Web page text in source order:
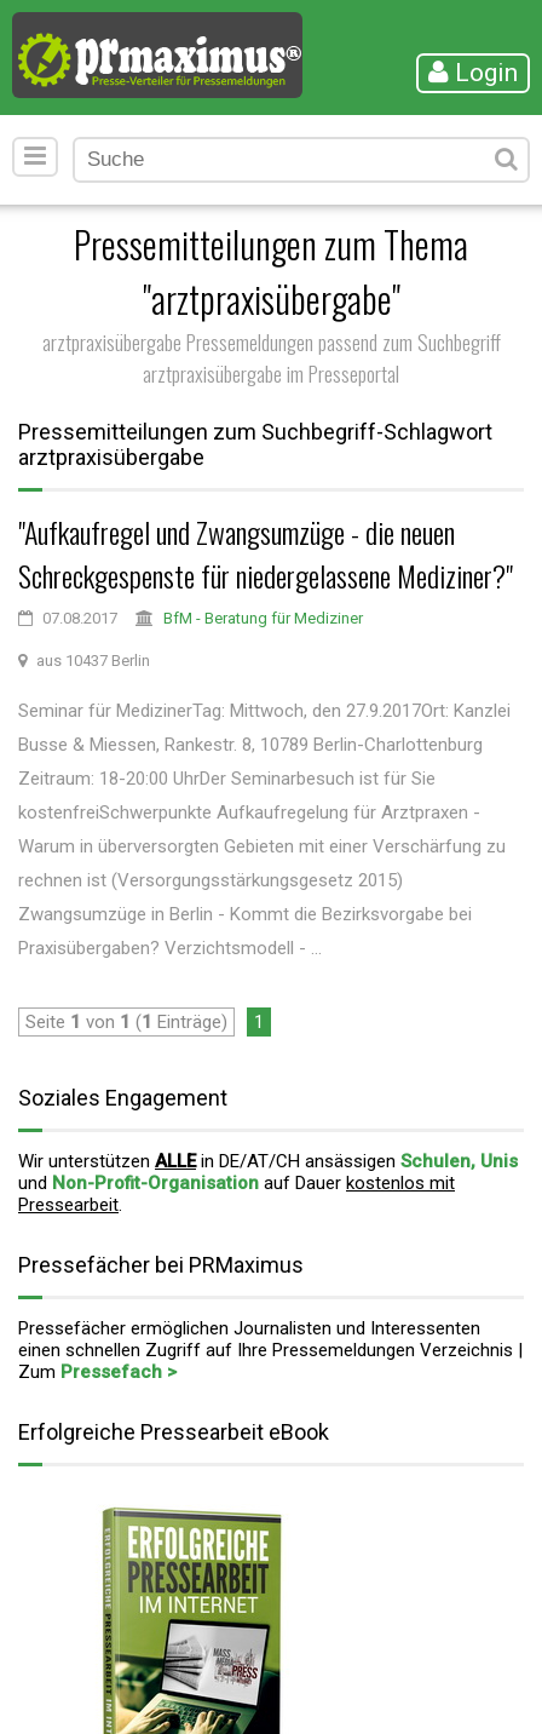
Login
Pressemitteilungen zum Thema
"arztpraxisübergabe"
arztpraxisübergabe Pressemeldungen passend zum Suchbegriff
arztpraxisübergabe im Presseportal
Pressemitteilungen zum Suchbegriff-Schlagwort
arztpraxisübergabe
"Aufkaufregel und Zwangsumzüge - die neuen
Schreckgespenste für niedergelassene Mediziner?"
07.08.2017 BfM - Beratung für Mediziner
aus 10437 Berlin
Seminar für MedizinerTag: Mittwoch, den 27.9.2017Ort: Kanzlei
Busse & Miessen, Rankestr. 8, 10789 Berlin-Charlottenburg
Zeitraum: 18-20:00 UhrDer Seminarbesuch ist für Sie
kostenfreiSchwerpunkte Aufkaufregelung für Arztpraxen -
Warum in überversorgten Gebieten mit einer Verschärfung zu
rechnen ist (Versorgungsstärkungsgesetz 2015)
Zwangsumzüge in Berlin - Kommt die Bezirksvorgabe bei
Praxisübergaben? Verzichtsmodell - ...
Seite 1 von 1 (1 Einträge) 1
Soziales Engagement
Wir unterstützen ALLEin DE/AT/CH ansässigen Schulen, Unis
und Non-Profit-Organisation auf Dauer kostenlos mit
Pressearbeit.
Pressefächer bei PRMaximus
Pressefächer ermöglichen Journalisten und Interessenten
einen schnellen Zugriff auf Ihre Pressemeldungen Verzeichnis |
Zum Pressefach >
Erfolgreiche Pressearbeit eBook